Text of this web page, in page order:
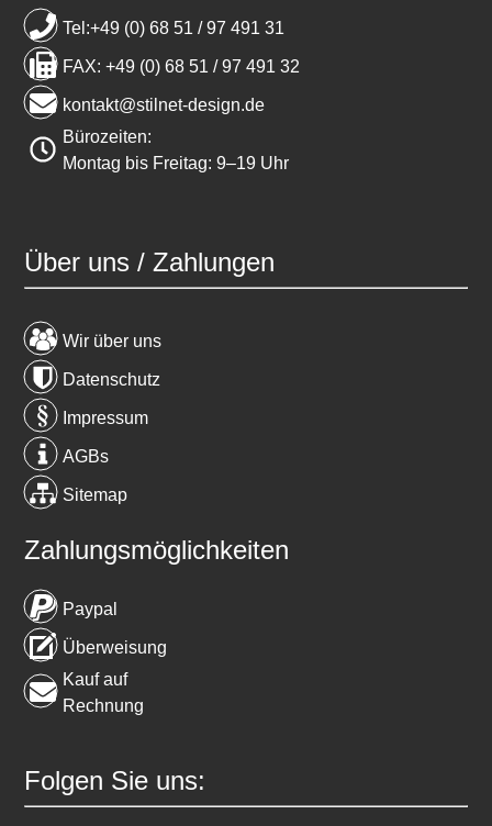
Tel:+49 (0) 68 51 / 97 491 31
FAX: +49 (0) 68 51 / 97 491 32
kontakt@stilnet-design.de
Bürozeiten:
Montag bis Freitag: 9–19 Uhr
Über uns / Zahlungen
Wir über uns
Datenschutz
Impressum
AGBs
Sitemap
Zahlungsmöglichkeiten
Paypal
Überweisung
Kauf auf
Rechnung
Folgen Sie uns: